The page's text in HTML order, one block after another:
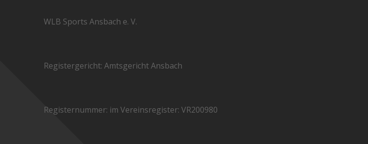
WLB Sports Ansbach e. V.
Registergericht: Amtsgericht Ansbach
Registernummer: im Vereinsregister: VR200980